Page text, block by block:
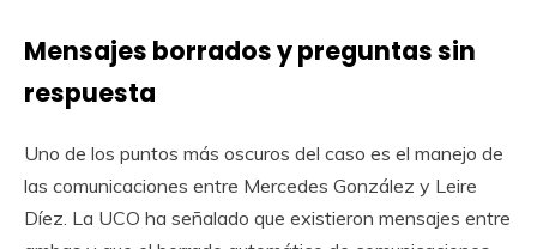
Mensajes borrados y preguntas sin
respuesta
Uno de los puntos más oscuros del caso es el manejo de
las comunicaciones entre Mercedes González y Leire
Díez. La UCO ha señalado que existieron mensajes entre